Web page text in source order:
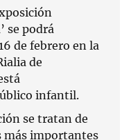
se podrá
de febrero en la
de
infantil.
se tratan de
más importantes